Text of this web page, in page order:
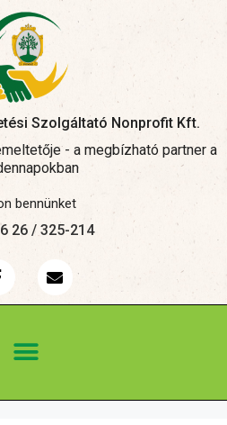
Szolgáltató Nonprofit Kft.
- a megbízható partner a
bennünket
26 / 325-214